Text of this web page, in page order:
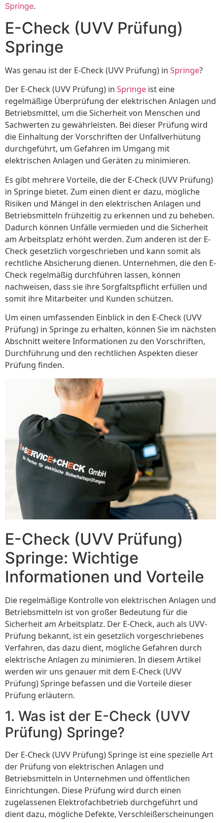
Springe.
E-Check (UVV Prüfung)
Springe
Was genau ist der E-Check (UVV Prüfung) in Springe?
Der E-Check (UVV Prüfung) in Springe ist eine
regelmäßige Überprüfung der elektrischen Anlagen und
Betriebsmittel, um die Sicherheit von Menschen und
Sachwerten zu gewährleisten. Bei dieser Prüfung wird
die Einhaltung der Vorschriften der Unfallverhütung
durchgeführt, um Gefahren im Umgang mit
elektrischen Anlagen und Geräten zu minimieren.
Es gibt mehrere Vorteile, die der E-Check (UVV Prüfung)
in Springe bietet. Zum einen dient er dazu, mögliche
Risiken und Mängel in den elektrischen Anlagen und
Betriebsmitteln frühzeitig zu erkennen und zu beheben.
Dadurch können Unfälle vermieden und die Sicherheit
am Arbeitsplatz erhöht werden. Zum anderen ist der E-
Check gesetzlich vorgeschrieben und kann somit als
rechtliche Absicherung dienen. Unternehmen, die den E-
Check regelmäßig durchführen lassen, können
nachweisen, dass sie ihre Sorgfaltspflicht erfüllen und
somit ihre Mitarbeiter und Kunden schützen.
Um einen umfassenden Einblick in den E-Check (UVV
Prüfung) in Springe zu erhalten, können Sie im nächsten
Abschnitt weitere Informationen zu den Vorschriften,
Durchführung und den rechtlichen Aspekten dieser
Prüfung finden.
E-Check (UVV Prüfung)
Springe: Wichtige
Informationen und Vorteile
Die regelmäßige Kontrolle von elektrischen Anlagen und
Betriebsmitteln ist von großer Bedeutung für die
Sicherheit am Arbeitsplatz. Der E-Check, auch als UVV-
Prüfung bekannt, ist ein gesetzlich vorgeschriebenes
Verfahren, das dazu dient, mögliche Gefahren durch
elektrische Anlagen zu minimieren. In diesem Artikel
werden wir uns genauer mit dem E-Check (UVV
Prüfung) Springe befassen und die Vorteile dieser
Prüfung erläutern.
1. Was ist der E-Check (UVV
Prüfung) Springe?
Der E-Check (UVV Prüfung) Springe ist eine spezielle Art
der Prüfung von elektrischen Anlagen und
Betriebsmitteln in Unternehmen und öffentlichen
Einrichtungen. Diese Prüfung wird durch einen
zugelassenen Elektrofachbetrieb durchgeführt und
dient dazu, mögliche Defekte, Verschleißerscheinungen